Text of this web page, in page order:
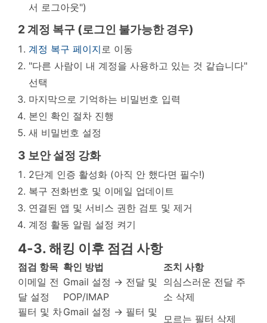
서 로그아웃")
2 계정 복구 (로그인 불가능한 경우)
계정 복구 페이지 로 이동
"다른 사람이 내 계정을 사용하고 있는 것 같습니다"
선택
마지막으로 기억하는 비밀번호 입력
본인 확인 절차 진행
새 비밀번호 설정
3 보안 설정 강화
2단계 인증 활성화 (아직 안 했다면 필수!)
복구 전화번호 및 이메일 업데이트
연결된 앱 및 서비스 권한 검토 및 제거
계정 활동 알림 설정 켜기
4-3. 해킹 이후 점검 사항
점검 항목 확인 방법
조치 사항
이메일 전
달 설정
Gmail 설정 → 전달 및
POP/IMAP
의심스러운 전달 주
소 삭제
필터 및 차Gmail 설정 → 필터 및
모르는 필터 삭제